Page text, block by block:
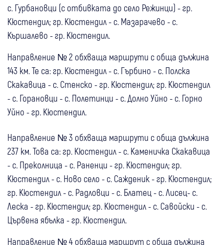
с. Гурбановци (с отбивката до село Режинци) - гр.
Кюстендил; гр. Кюстендил - с. Мазарачево - с.
Кършалево - гр. Кюстендил.
Направление № 2 обхваща маршрути с обща дължина
143 км. Те са:гр. Кюстендил - с. Гърбино - с. Полска
Скакавица - с. Стенско - гр. Кюстендил; гр. Кюстендил
- с. Горановци - с. Полетинци - с. Долно Уйно - с. Горно
Уйно - гр. Кюстендил.
Направление № 3 обхваща маршрути с обща дължина
237 км. Това са: гр. Кюстендил - с. Каменичка Скакавица
- с. Преколница - с. Раненци - гр. Кюстендил; гр.
Кюстендил - с. Ново село - с. Сажденик - гр. Кюстендил;
гр. Кюстендил - с. Радловци - с. Блатец - с. Лисец- с.
Леска - гр. Кюстендил; гр. Кюстендил - с. Савойски - с.
Цървена ябълка - гр. Кюстендил.
Направление № 4 обхваща маршрут с обща дължина